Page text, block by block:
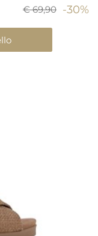
€ 69,90 -30%